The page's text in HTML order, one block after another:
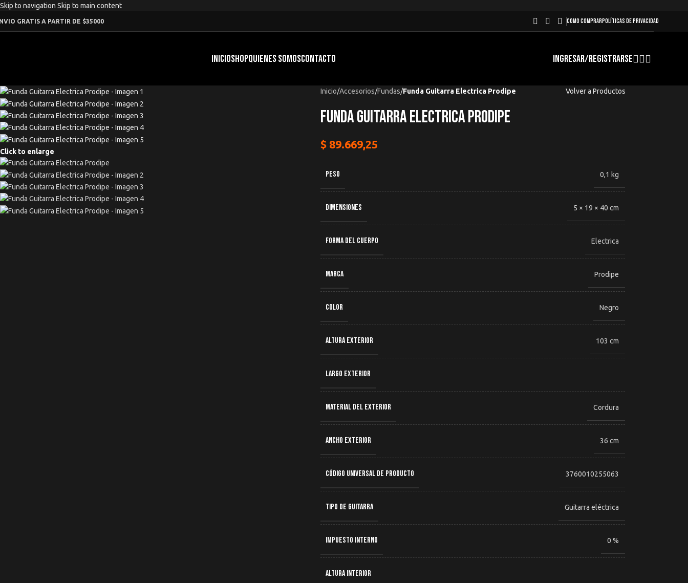
Skip to navigation Skip to main content
GRATIS A PARTIR DE $35000 COMO COMPRARPOLÍTICAS DE PRIVACIDAD
INICIOSHOPQUIENES SOMOSCONTACTO INGRESAR/REGISTRARSE
Click to enlarge
Inicio/Accesorios/Fundas/Funda Guitarra Electrica Prodipe Volver a Productos
Funda Guitarra Electrica Prodipe
$89.669,25
PESO 0,1 kg
DIMENSIONES 5 × 19 × 40 cm
FORMA DEL CUERPO Electrica
MARCA Prodipe
COLOR Negro
ALTURA EXTERIOR 103 cm
LARGO EXTERIOR
MATERIAL DEL EXTERIOR Cordura
ANCHO EXTERIOR 36 cm
CÓDIGO UNIVERSAL DE PRODUCTO 3760010255063
TIPO DE GUITARRA Guitarra eléctrica
IMPUESTO INTERNO 0 %
ALTURA INTERIOR